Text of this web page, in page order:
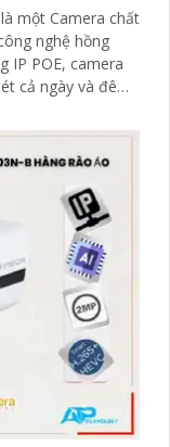
một Camera chất
nghệ hồng
cả ngày và đêm